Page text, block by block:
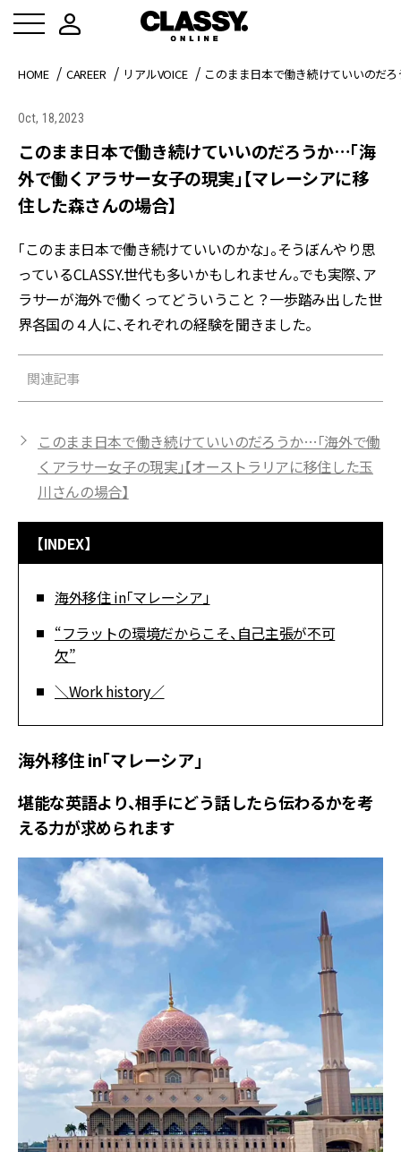
HOME CAREER リアルVOICE このまま日本で働き続けていいのだ
Oct, 18,2023
このまま日本で働き続けていいのだろうか…「海
外で働くアラサー女子の現実」【マレーシアに移
住した森さんの場合】
「このまま日本で働き続けていいのかな」。そうぼんやり思
っているCLASSY.世代も多いかもしれません。でも実際、ア
ラサーが海外で働くってどういうこと？一歩踏み出した世
界各国の４人に、それぞれの経験を聞きました。
関連記事
このまま日本で働き続けていいのだろうか…「海外で働
くアラサー女子の現実」【オーストラリアに移住した玉
川さんの場合】
【INDEX】
海外移住 in「マレーシア」
“フラットの環境だからこそ、自己主張が不可
欠”
＼Work history／
海外移住 in「マレーシア」
堪能な英語より、相手にどう話したら伝わるかを考
える力が求められます